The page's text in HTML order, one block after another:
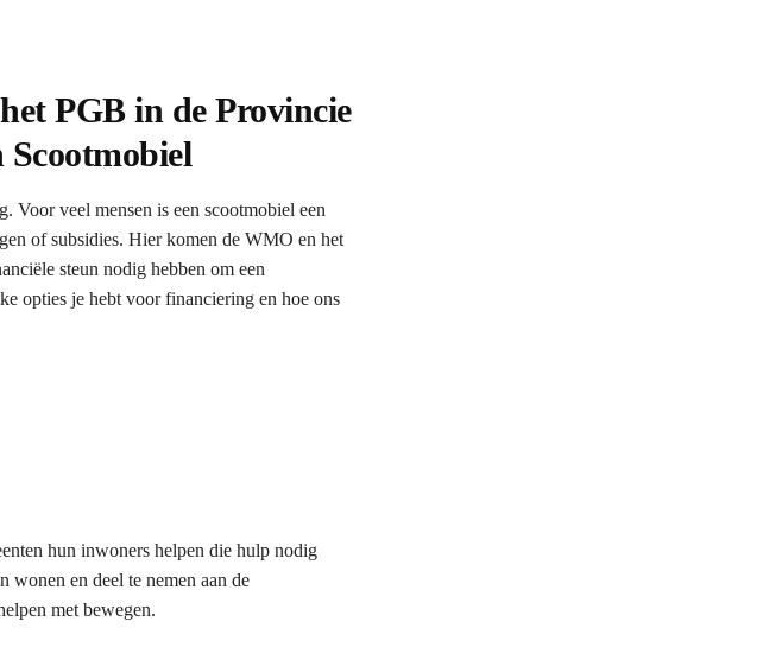
PGB in de Provincie
Voor veel mensen is een scootmobiel een
of subsidies. Hier komen de WMO en het
steun nodig hebben om een
opties je hebt voor financiering en hoe ons
hun inwoners helpen die hulp nodig
en deel te nemen aan de
met bewegen.